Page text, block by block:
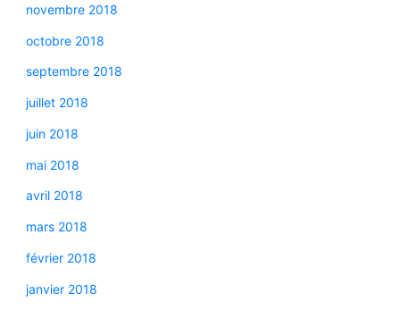
novembre 2018
octobre 2018
septembre 2018
juillet 2018
juin 2018
mai 2018
avril 2018
mars 2018
février 2018
janvier 2018